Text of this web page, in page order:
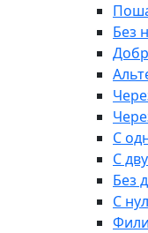
Без
С
С
Без
С